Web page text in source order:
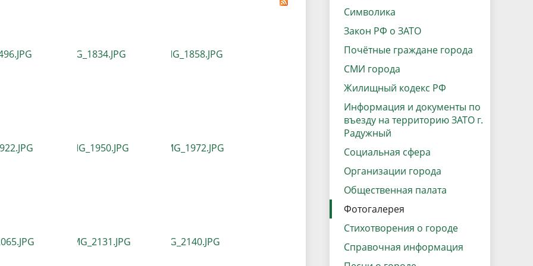
Городская среда
Региональный контроль
коррупции
Муниципально - частное
Поддержка малого и среднего
предпринимательства
Символика
Закон РФ о ЗАТО
Почётные граждане города
СМИ города
Жилищный кодекс РФ
Информация и документы по
въезду на территорию ЗАТО г.
Радужный
Социальная сфера
Организации города
Общественная палата
Фотогалерея
Стихотворения о городе
Справочная информация